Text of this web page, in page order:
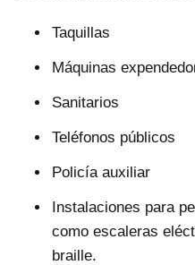
Taquillas
Máquinas
Sanitarios
Teléfonos públicos
Policía auxiliar
Instalaciones para
como escaleras
braille.